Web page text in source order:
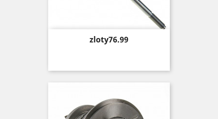
Price
zloty76.99